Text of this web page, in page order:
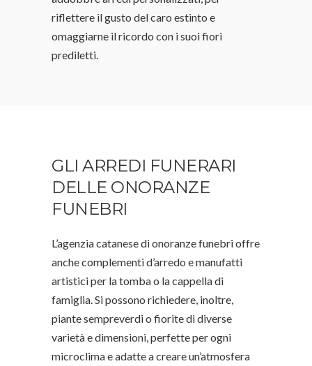
riflettere il gusto del caro estinto e
omaggiarne il ricordo con i suoi fiori
prediletti.
GLI ARREDI FUNERARI
DELLE ONORANZE
FUNEBRI
L’agenzia catanese di onoranze funebri offre
anche complementi d’arredo e manufatti
artistici per la tomba o la cappella di
famiglia. Si possono richiedere, inoltre,
piante sempreverdi o fiorite di diverse
varietà e dimensioni, perfette per ogni
microclima e adatte a creare un’atmosfera